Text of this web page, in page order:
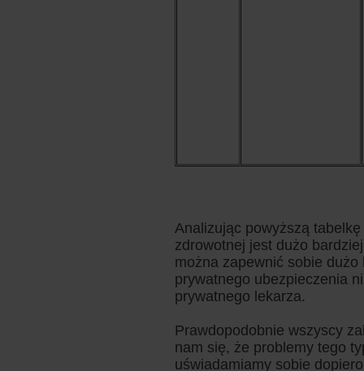
Analizując powyższą
zdrowotnej jest dużo
można zapewnić sobie
prywatnego ubezpieczenia
prywatnego lekarza.
Prawdopodobnie wszyscy
nam się, że problemy tego
uświadamiamy sobie